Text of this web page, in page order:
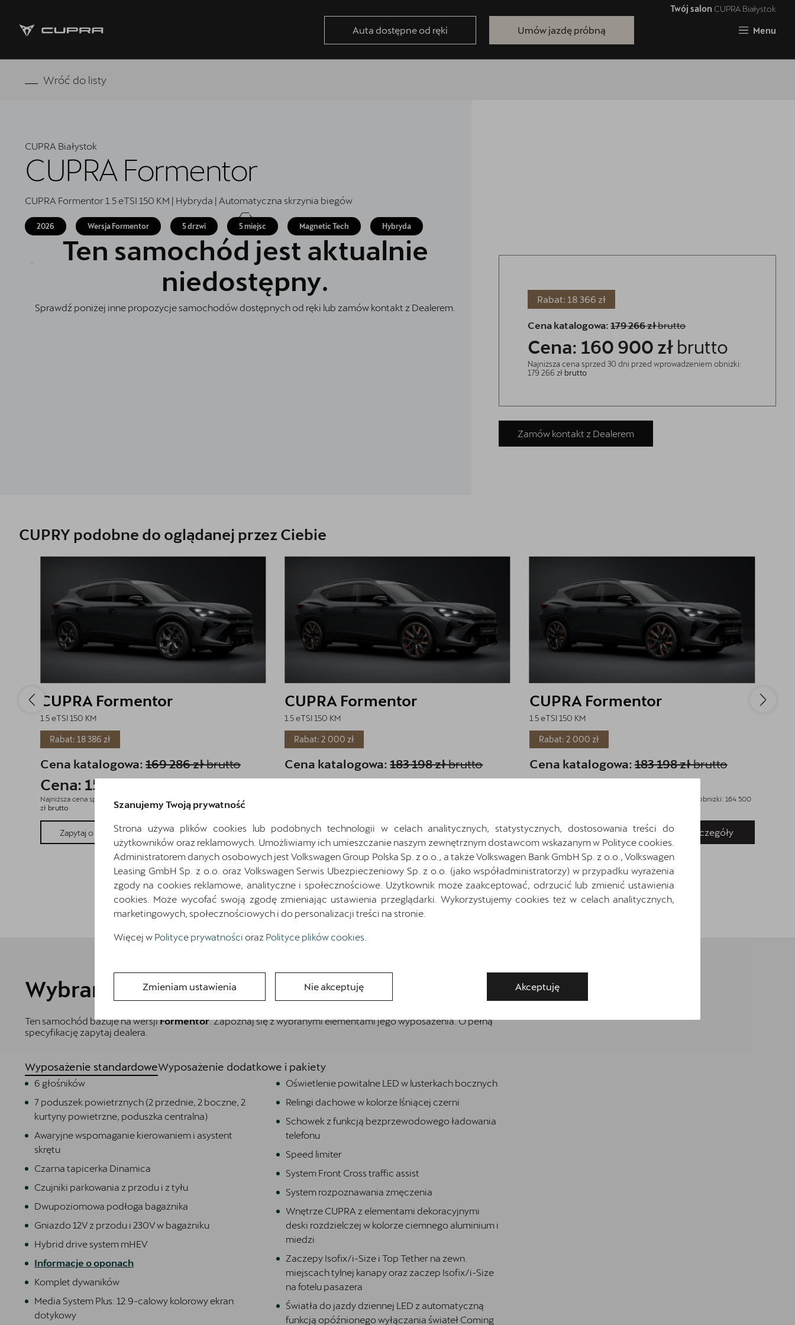
Twój salon CUPRA Białystok
Auta dostępne od ręki Umów jazdę próbną Menu
Zamknij
Strona główna
Samochody dostępne od ręki
5 lat gwarancji
Finansowanie
Serwis
Oryginalne części zamienne
Wróć do listy
CUPRA Białystok
CUPRA Formentor
CUPRA Formentor 1.5 eTSI 150 KM | Hybryda | Automatyczna skrzynia biegów
2026 Wersja Formentor 5 drzwi 5 miejsc Magnetic Tech Hybryda
Ten samochód jest aktualnie
niedostępny.
Sprawdź poniżej inne propozycje samochodów dostępnych od ręki lub zamów kontakt z Dealerem.
Rabat: 18 366 zł
Cena katalogowa: 179 266 złbrutto
Cena: 160 900 zł brutto
Najniższa cena sprzed 30 dni przed wprowadzeniem obniżki:
179 266 zł brutto
Zamów kontakt z Dealerem
CUPRY podobne do oglądanej przez Ciebie
CUPRA Formentor
1.5 eTSI 150 KM
Rabat: 18 386 zł
Cena katalogowa: 169 286 złbrutto
Cena: 150 900 złbrutto
Najniższa cena sprzed 30 dni przed wprowadzeniem obniżki: 169 286
zł brutto
Zapytaj o szczegóły Pokaż szczegóły
CUPRA Formentor
1.5 eTSI 150 KM
Rabat: 2 000 zł
Cena katalogowa: 183 198 złbrutto
Cena: 162 500 złbrutto
Zapytaj o szczegóły Pokaż szczegóły
CUPRA Formentor
1.5 eTSI 150 KM
Rabat: 2 000 zł
Cena katalogowa:183 198 złbrutto
Cena: 162 500 złbrutto
Najniższa cena sprzed 30 dni przed wprowadzeniem obniżki: 164 500
Zapytaj o szczegóły Pokaż szczegóły
Wróć do listy
Wybrane elementy wyposażenia
Ten samochód bazuje na wersjiFormentor. Zapoznaj się z wybranymi elementami jego wyposażenia. O pełną
specyfikację zapytaj dealera.
Wyposażenie standardoweWyposażenie dodatkowe i pakiety
6 głośników
7 poduszek powietrznych (2 przednie, 2 boczne, 2
kurtyny powietrzne, poduszka centralna)
Awaryjne wspomaganie kierowaniem i asystent
skrętu
Czarna tapicerka Dinamica
Czujniki parkowania z przodu i z tyłu
Dwupoziomowa podłoga bagażnika
Gniazdo 12V z przodu i 230V w bagażniku
Hybrid drive system mHEV
Informacje o oponach
Komplet dywaników
Media System Plus: 12.9-calowy kolorowy ekran
dotykowy
Oświetlenie powitalne LED w lusterkach bocznych
Relingi dachowe w kolorze lśniącej czerni
Schowek z funkcją bezprzewodowego ładowania
telefonu
Speed limiter
System Front Cross traffic assist
System rozpoznawania zmęczenia
Wnętrze CUPRA z elementami dekoracyjnymi
deski rozdzielczej w kolorze ciemnego aluminium i
miedzi
Zaczepy Isofix/i-Size i Top Tether na zewn.
miejscach tylnej kanapy oraz zaczep Isofix/i-Size
na fotelu pasazera
Światła do jazdy dziennej LED z automatyczną
funkcją opóźnionego wyłączania świateł Coming
Szanujemy Twoją prywatność
Strona używa plików cookies lub podobnych technologii w celach analitycznych, statystycznych, dostosowania treści do
użytkowników oraz reklamowych. Umożliwiamy ich umieszczanie naszym zewnętrznym dostawcom wskazanym w Polityce cookies.
Administratorem danych osobowych jest Volkswagen Group Polska Sp. z o.o., a także Volkswagen Bank GmbH Sp. z o.o., Volkswagen
Leasing GmbH Sp. z o.o. oraz Volkswagen Serwis Ubezpieczeniowy Sp. z o.o. (jako współadministratorzy) w przypadku wyrażenia
zgody na cookies reklamowe, analityczne i społecznościowe. Użytkownik może zaakceptować, odrzucić lub zmienić ustawienia
cookies. Może wycofać swoją zgodę zmieniając ustawienia przeglądarki. Wykorzystujemy cookies też w celach analitycznych,
marketingowych, społecznościowych i do personalizacji treści na stronie.
Więcej w Polityce prywatności oraz Polityce plików cookies
Zmieniam ustawienia Nie akceptuję Akceptuję